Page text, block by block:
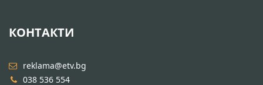
КОНТАКТИ
reklama@etv.bg
038 536 554